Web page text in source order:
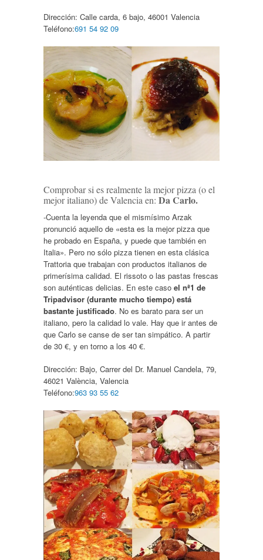
Dirección: Calle carda, 6 bajo, 46001 Valencia
Teléfono:691 54 92 09
Comprobar si es realmente la mejor pizza (o el
mejor italiano) de Valencia en: Da Carlo.
-Cuenta la leyenda que el mismísimo Arzak
pronunció aquello de «esta es la mejor pizza que
he probado en España, y puede que también en
Italia». Pero no sólo pizza tienen en esta clásica
Trattoria que trabajan con productos italianos de
primerísima calidad. El rissoto o las pastas frescas
son auténticas delicias. En este caso el nª1 de
Tripadvisor (durante mucho tiempo) está
bastante justificado. No es barato para ser un
italiano, pero la calidad lo vale. Hay que ir antes de
que Carlo se canse de ser tan simpático. A partir
de 30 €, y en torno a los 40 €.
Dirección: Bajo, Carrer del Dr. Manuel Candela, 79,
46021 València, Valencia
Teléfono:963 93 55 62